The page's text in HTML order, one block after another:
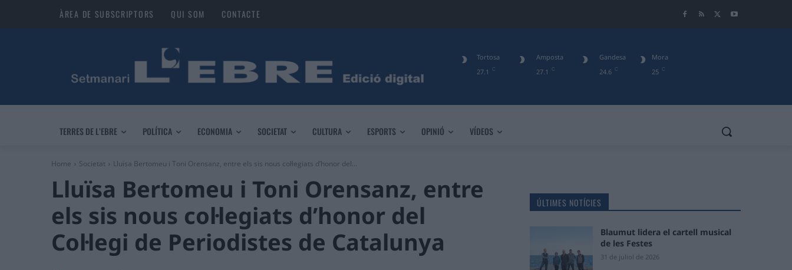
ÀREA DE SUBSCRIPTORS QUI SOM CONTACTE
27.1 C
Tortosa
27.1
C
Amposta
24.6 C
Gandesa
25 C
Mora
TERRES DE L’EBRE POLÍTICA ECONOMIA SOCIETAT CULTURA ESPORTS OPINIÓ VÍDEOS
Home Societat Lluïsa Bertomeu i Toni Orensanz, entre els sis nous col·legiats d’honor del...
Lluïsa Bertomeu i Toni Orensanz, entre
els sis nous col·legiats d’honor del
Col·legi de Periodistes de Catalunya
ÚLTIMES NOTÍCIES
Blaumut lidera el cartell musical
de les Festes
31 de juliol de 2026